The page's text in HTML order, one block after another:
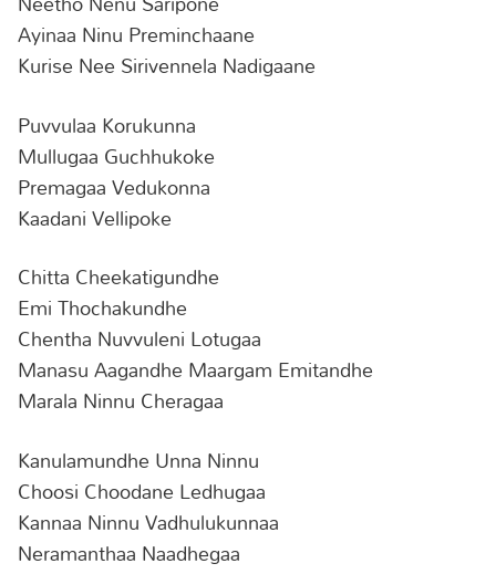
Ayinaa Ninu Preminchaane
Kurise Nee Sirivennela Nadigaane
Puvvulaa Korukunna
Mullugaa Guchhukoke
Premagaa Vedukonna
Kaadani Vellipoke
Chitta Cheekatigundhe
Emi Thochakundhe
Chentha Nuvvuleni Lotugaa
Manasu Aagandhe Maargam Emitandhe
Marala Ninnu Cheragaa
Kanulamundhe Unna Ninnu
Choosi Choodane Ledhugaa
Kannaa Ninnu Vadhulukunnaa
Neramanthaa Naadhegaa